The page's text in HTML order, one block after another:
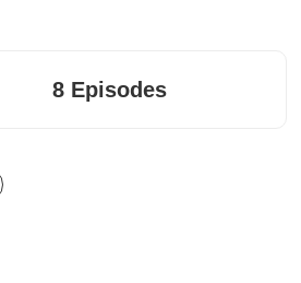
8 Episodes